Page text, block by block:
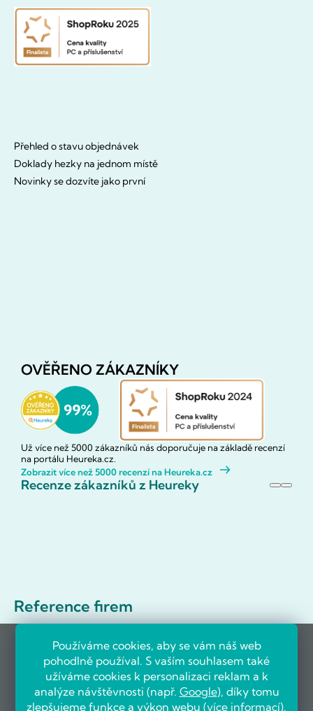
Používáme cookies, aby se vám náš web
pohodlně používal. S vaším souhlasem také
užíváme cookies k personalizaci reklam a k
analýze návštěvnosti (např. Google), díky tomu
zlepšujeme funkce a výkon webu (více informací).
Přehled o stavu objednávek
Doklady hezky na jednom místě
Novinky se dozvíte jako první
OVĚŘENO ZÁKAZNÍKY
Už více než 5000 zákazníků nás doporučuje na základě recenzí
na portálu Heureka.cz.
Zobrazit více než 5000 recenzí na Heureka.cz
Recenze zákazníků z Heureky
Reference firem